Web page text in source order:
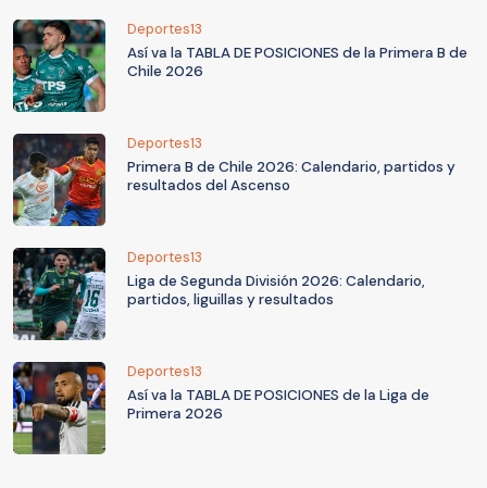
Deportes13
Así va la TABLA DE POSICIONES de la Primera B de
Chile 2026
Deportes13
Primera B de Chile 2026: Calendario, partidos y
resultados del Ascenso
Deportes13
Liga de Segunda División 2026: Calendario,
partidos, liguillas y resultados
Deportes13
Así va la TABLA DE POSICIONES de la Liga de
Primera 2026